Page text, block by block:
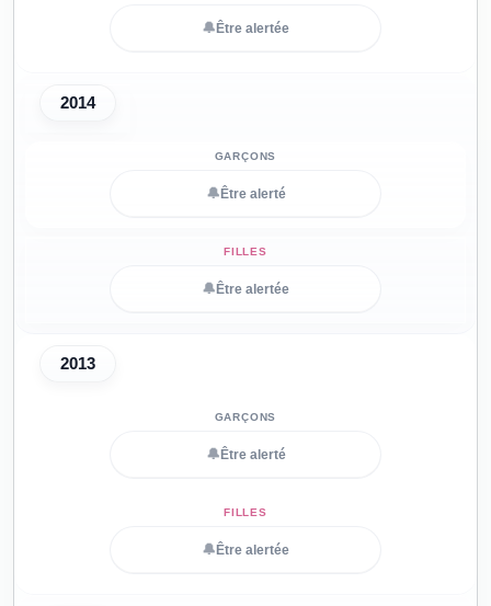
🔔 Être alertée
2014
🔔 Être alerté
🔔 Être alertée
2013
🔔 Être alerté
🔔 Être alertée